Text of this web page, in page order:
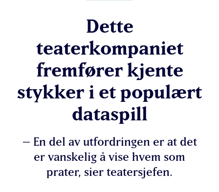
Dette
teaterkompaniet
fremfører kjente
stykker i et populært
dataspill
– En del av utfordringen er at det
er vanskelig å vise hvem som
prater, sier teatersjefen.